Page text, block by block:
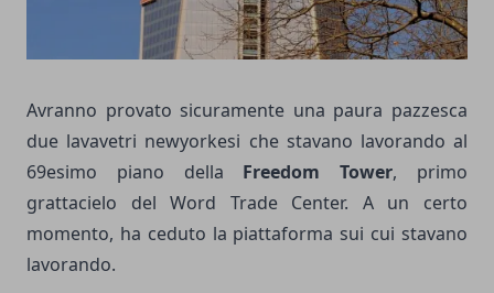
Avranno provato sicuramente una paura pazzesca
due lavavetri newyorkesi che stavano lavorando al
69esimo piano della Freedom Tower, primo
grattacielo del Word Trade Center. A un certo
momento, ha ceduto la piattaforma sui cui stavano
lavorando.